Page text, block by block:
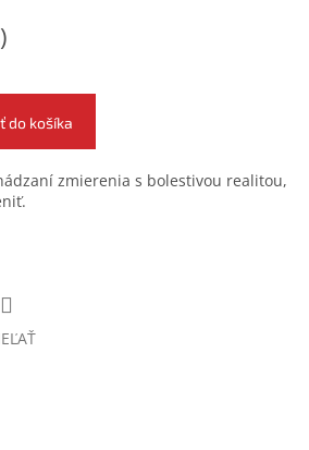
do košíka
zmierenia s bolestivou realitou,